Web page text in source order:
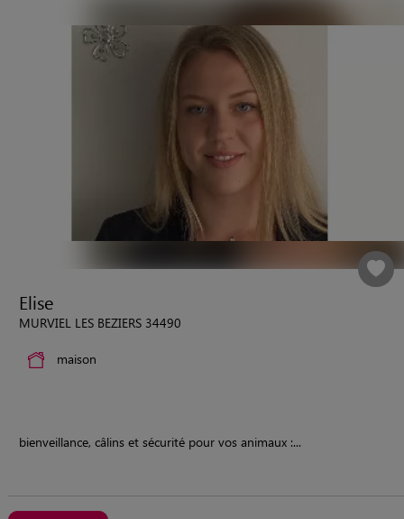
Elise
MURVIEL LES BEZIERS 34490
maison
bienveillance, câlins et sécurité pour vos animaux :...